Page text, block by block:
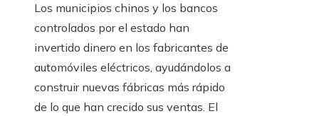
Los municipios chinos y los bancos
controlados por el estado han
invertido dinero en los fabricantes de
automóviles eléctricos, ayudándolos a
construir nuevas fábricas más rápido
de lo que han crecido sus ventas. El